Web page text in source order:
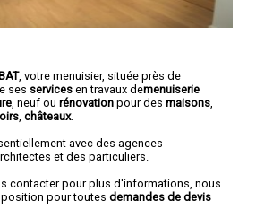
, votre menuisier, située près de
ses services en travaux demenuiserie
, neuf ou rénovation pour des maisons
châteaux.
avec des agences
et des particuliers.
contacter pour plus d'informations, nous
pour toutes demandes de devis